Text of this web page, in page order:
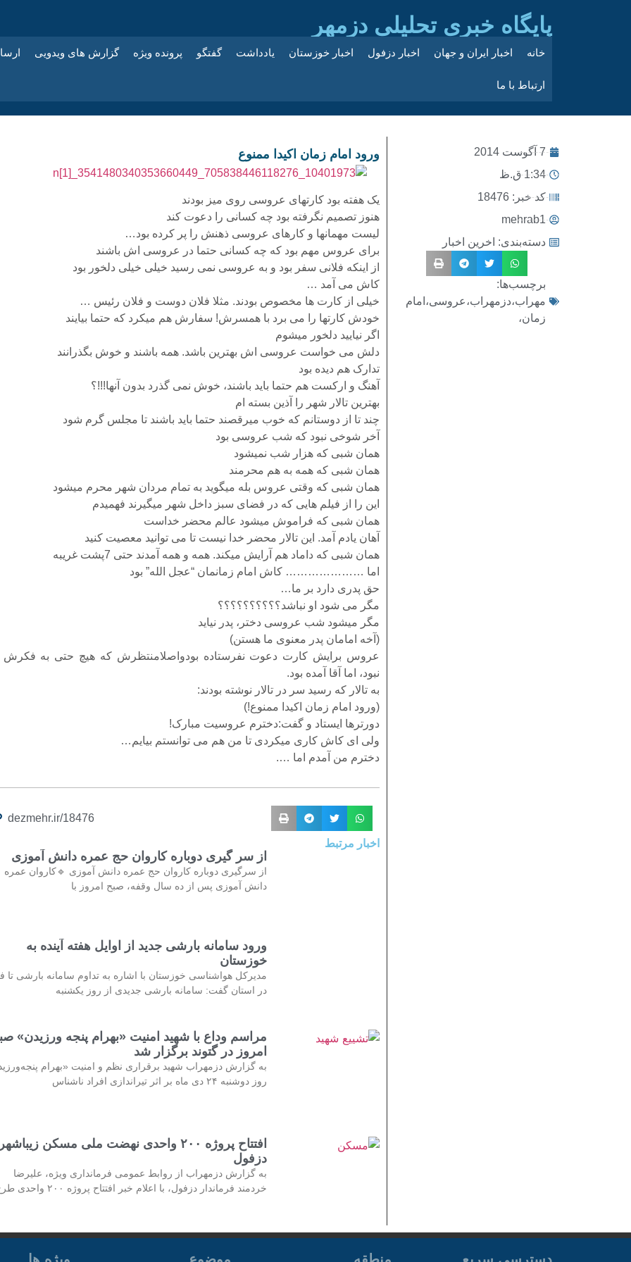
پایگاه خبری تحلیلی دزمهر
خانه اخبار ایران و جهان اخبار دزفول اخبار خوزستان یادداشت گفتگو پرونده ویژه گزارش های ویدویی
ارتباط با ما
7 آگوست 2014
1:34 ق.ظ
کد خبر: 18476
mehrab1
دسته‌بندی: اخرین اخبار
برچسب‌ها:
مهراب،دزمهراب،عروسی،امام
زمان،
ورود امام زمان اکیدا ممنوع
یک هفته بود کارتهای عروسی روی میز بودند
هنوز تصمیم نگرفته بود چه کسانی را دعوت کند
لیست مهمانها و کارهای عروسی ذهنش را پر کرده بود…
برای عروس مهم بود که چه کسانی حتما در عروسی اش باشند
از اینکه فلانی سفر بود و به عروسی نمی رسید خیلی خیلی دلخور بود
کاش می آمد …
خیلی از کارت ها مخصوص بودند. مثلا فلان دوست و فلان رئیس …
خودش کارتها را می برد با همسرش! سفارش هم میکرد که حتما بیایند
اگر نیایید دلخور میشوم
دلش می خواست عروسی اش بهترین باشد. همه باشند و خوش بگذرانند
تدارک هم دیده بود
آهنگ و ارکست هم حتما باید باشند، خوش نمی گذرد بدون آنها!!!؟
بهترین تالار شهر را آذین بسته ام
چند تا از دوستانم که خوب میرقصند حتما باید باشند تا مجلس گرم شود
آخر شوخی نبود که شب عروسی بود
همان شبی که هزار شب نمیشود
همان شبی که همه به هم محرمند
همان شبی که وقتی عروس بله میگوید به تمام مردان شهر محرم میشود
این را از فیلم هایی که در فضای سبز داخل شهر میگیرند فهمیدم
همان شبی که فراموش میشود عالم محضر خداست
آهان یادم آمد. این تالار محضر خدا نیست تا می توانید معصیت کنید
همان شبی که داماد هم آرایش میکند. همه و همه آمدند حتی 7پشت غریبه
اما ………………… کاش امام زمانمان “عجل الله” بود
حق پدری دارد بر ما…
مگر می شود او نباشد؟؟؟؟؟؟؟؟؟؟
مگر میشود شب عروسی دختر، پدر نیاید
(آخه امامان پدر معنوی ما هستن)
عروس برایش کارت دعوت نفرستاده بودواصلامنتظرش که هیچ حتی به
نبود، اما آقا آمده بود.
به تالار که رسید سر در تالار نوشته بودند:
(ورود امام زمان اکیدا ممنوع!)
دورترها ایستاد و گفت:دخترم عروسیت مبارک!
ولی ای کاش کاری میکردی تا من هم می توانستم بیایم…
دخترم من آمدم اما ….
dezmehr.ir/18476
اخبار مرتبط
از سر گیری دوباره کاروان حج عمره دانش آموزی
از سرگیری دوباره کاروان حج عمره دانش آموزی 🔹کاروان عمره
دانش آموزی پس از ده سال وقفه، صبح امروز با
ورود سامانه بارشی جدید از اوایل هفته آینده به
خوزستان
مدیرکل هواشناسی خوزستان با اشاره به تداوم سامانه بارشی تا
در استان گفت: سامانه بارشی جدیدی از روز یکشنبه
مراسم وداع با شهید امنیت «بهرام پنجه ورزیدن»
امروز در گتوند برگزار شد
به گزارش دزمهراب شهید برقراری نظم و امنیت «بهرام
روز دوشنبه ۲۴ دی ماه بر اثر تیراندازی افراد ناشناس
افتتاح پروژه ۲۰۰ واحدی نهضت ملی مسکن
دزفول
به گزارش دزمهراب از روابط عمومی فرمانداری ویژه، علیرضا
خردمند فرماندار دزفول، با اعلام خبر افتتاح پروژه ۲۰۰ واحدی طرح